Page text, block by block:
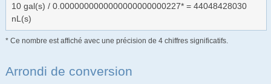
10 gal(s) / 0.0000000000000000000000227* = 44048428030
nL(s)
* Ce nombre est affiché avec une précision de 4 chiffres significatifs.
Arrondi de conversion